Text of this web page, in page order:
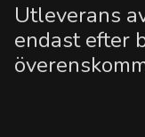
Utleverans
endast efter